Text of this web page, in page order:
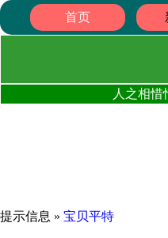
首页
人之相
提示信息 » 宝贝平特